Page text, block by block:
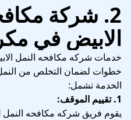
2. شركة
الابيض في
خدمات شركه مكافحه النمل
خطوات لضمان التخلص من
الخدمة تشمل:
1. تقييم الموقف:
يقوم فريق شركه مكافحه النمل